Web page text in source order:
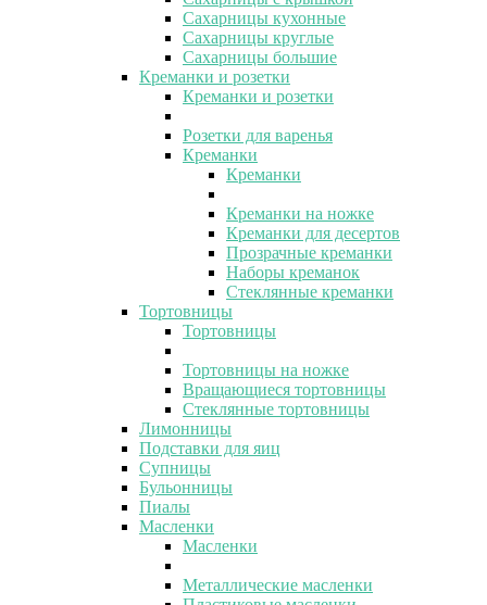
Сахарницы кухонные
Сахарницы круглые
Сахарницы большие
Креманки и розетки
Креманки и розетки
Розетки для варенья
Креманки
Креманки
Креманки на ножке
Креманки для десертов
Прозрачные креманки
Наборы креманок
Стеклянные креманки
Тортовницы
Тортовницы
Тортовницы на ножке
Вращающиеся тортовницы
Стеклянные тортовницы
Лимонницы
Подставки для яиц
Супницы
Бульонницы
Пиалы
Масленки
Масленки
Металлические масленки